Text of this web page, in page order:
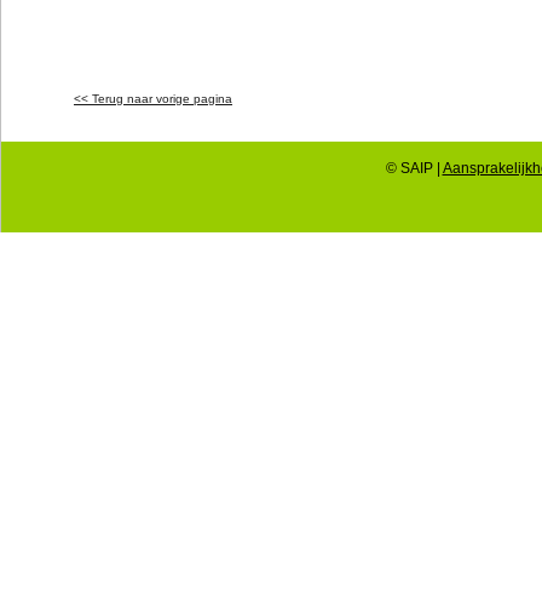
<< Terug naar vorige pagina
© SAIP |